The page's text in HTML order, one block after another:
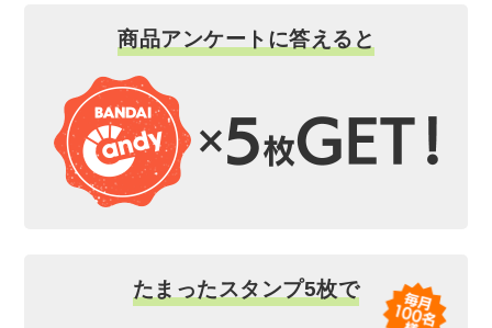
商品アンケートに答えると
たまったスタンプ5枚で